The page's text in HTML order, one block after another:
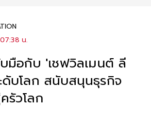
น.
มือกับ 'เชฟวิลเมนต์ ลี
ดับโลก สนับสนุนธุรกิจ
รัวโลก